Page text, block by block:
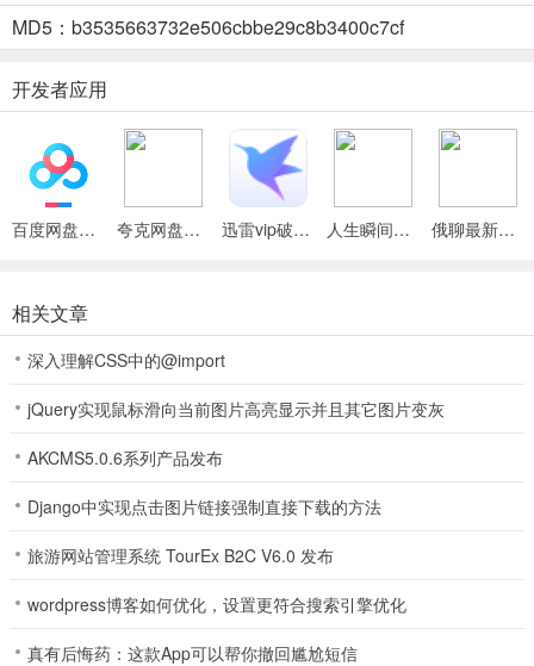
4、内置海量遥控码库，适配市面上绝大多数主流品牌机型，满足多样
5、告别实体遥控器杂乱堆放，用手机轻松掌控全屋家电，居家生活更
整洁便捷。
免费家电便捷遥控器全能助手最新安卓版使用说明
1. 一键遥控多种家电：支持空调、电视、电风扇、机顶盒、投影仪等
2. 适配主流品牌机型：内置海量遥控码库，适配市面上绝大多数主流
品牌机型，配对简单，秒连秒用。
3. 操作简单易上手：无需额外繁琐设置，界面干净简洁，操作简单易
懂，老人小孩都能轻松上手。
4. 支持常用功能：支持设备开关、温度调节、频道切换、风速调节、
随时随地用手机轻松掌控全屋家电，让居家生活更整洁便捷。
免费家电便捷遥控器全能助手最新安卓版常见问题
1. 这个软件能遥控哪些家电？
MD5：b3535663732e506cbbe29c8b3400c7cf
开发者应用
百度网盘绿色免安装Pc电脑版 夸克网盘官方正式版 迅雷vip破解版永久会员2024版 人生瞬间最新手机版 俄聊最新手机版
相关文章
深入理解CSS中的@import
jQuery实现鼠标滑向当前图片高亮显示并且其它图片变灰
AKCMS5.0.6系列产品发布
Django中实现点击图片链接强制直接下载的方法
旅游网站管理系统 TourEx B2C V6.0 发布
wordpress博客如何优化，设置更符合搜索引擎优化
真有后悔药：这款App可以帮你撤回尴尬短信